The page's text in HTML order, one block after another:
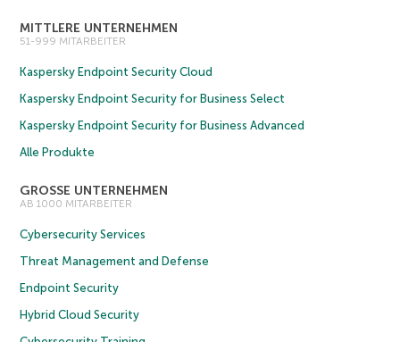
MITTLERE UNTERNEHMEN
51-999 MITARBEITER
Kaspersky Endpoint Security Cloud
Kaspersky Endpoint Security for Business Select
Kaspersky Endpoint Security for Business Advanced
Alle Produkte
GROSSE UNTERNEHMEN
AB 1000 MITARBEITER
Cybersecurity Services
Threat Management and Defense
Endpoint Security
Hybrid Cloud Security